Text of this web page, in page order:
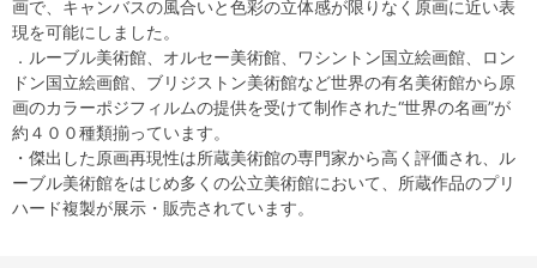
画で、キャンバスの風合いと色彩の立体感が限りなく原画に近い表
現を可能にしました。
．ルーブル美術館、オルセー美術館、ワシントン国立絵画館、ロン
ドン国立絵画館、ブリジストン美術館など世界の有名美術館から原
画のカラーポジフィルムの提供を受けて制作された“世界の名画”が
約４００種類揃っています。
・傑出した原画再現性は所蔵美術館の専門家から高く評価され、ル
ーブル美術館をはじめ多くの公立美術館において、所蔵作品のプリ
ハード複製が展示・販売されています。